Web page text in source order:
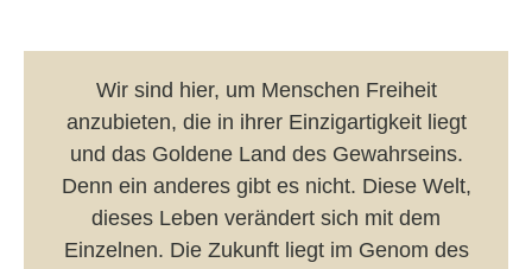
Wir sind hier, um Menschen Freiheit
anzubieten, die in ihrer Einzigartigkeit liegt
und das Goldene Land des Gewahrseins.
Denn ein anderes gibt es nicht. Diese Welt,
dieses Leben verändert sich mit dem
Einzelnen. Die Zukunft liegt im Genom des